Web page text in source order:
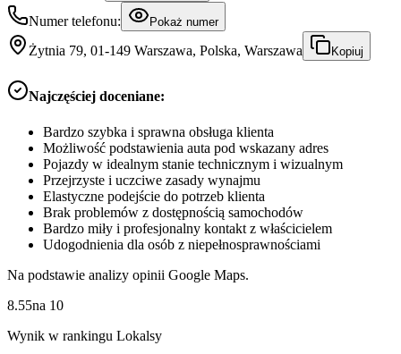
Numer telefonu: Pokaż numer
Żytnia 79, 01-149 Warszawa, Polska, Warszawa Kopiuj
Najczęściej doceniane:
Bardzo szybka i sprawna obsługa klienta
Możliwość podstawienia auta pod wskazany adres
Pojazdy w idealnym stanie technicznym i wizualnym
Przejrzyste i uczciwe zasady wynajmu
Elastyczne podejście do potrzeb klienta
Brak problemów z dostępnością samochodów
Bardzo miły i profesjonalny kontakt z właścicielem
Udogodnienia dla osób z niepełnosprawnościami
Na podstawie analizy opinii Google Maps.
8.55na 10
Wynik w rankingu Lokalsy